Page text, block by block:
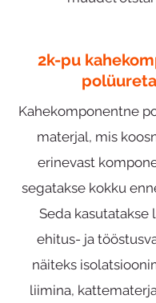
2k-pu
Kahekomponentne
materjal, mis
erinevast
segatakse kokku
Seda kasutatakse
ehitus- ja
näiteks
liimina,